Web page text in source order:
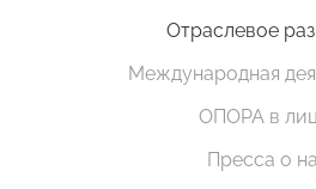
Отраслевое
Международная
ОПОРА в
Пресса о